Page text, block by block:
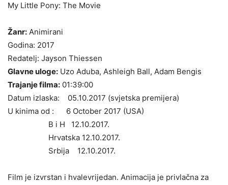
My Little Pony: The Movie
Žanr: Animirani
Godina: 2017
Redatelj: Jayson Thiessen
Glavne uloge: Uzo Aduba, Ashleigh Ball, Adam Bengis
Trajanje filma: 01:39:00
Datum izlaska: 05.10.2017 (svjetska premijera)
U kinima od :
6 October 2017 (USA)
B i H 12.10.2017.
Hrvatska 12.10.2017.
Srbija 12.10.2017.
Film je izvrstan i hvalevrijedan. Animacija je privlačna za